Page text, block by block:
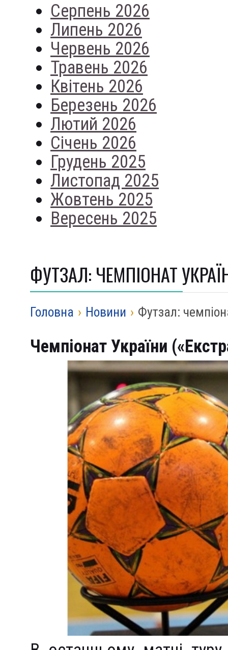
Серпень 2026
Липень 2026
Червень 2026
Травень 2026
Квітень 2026
Березень 2026
Лютий 2026
Січень 2026
Грудень 2025
Листопад 2025
Жовтень 2025
Вересень 2025
ФУТЗАЛ: ЧЕМПІОНАТ
Головна › Новини › Футзал:
Чемпіонат України